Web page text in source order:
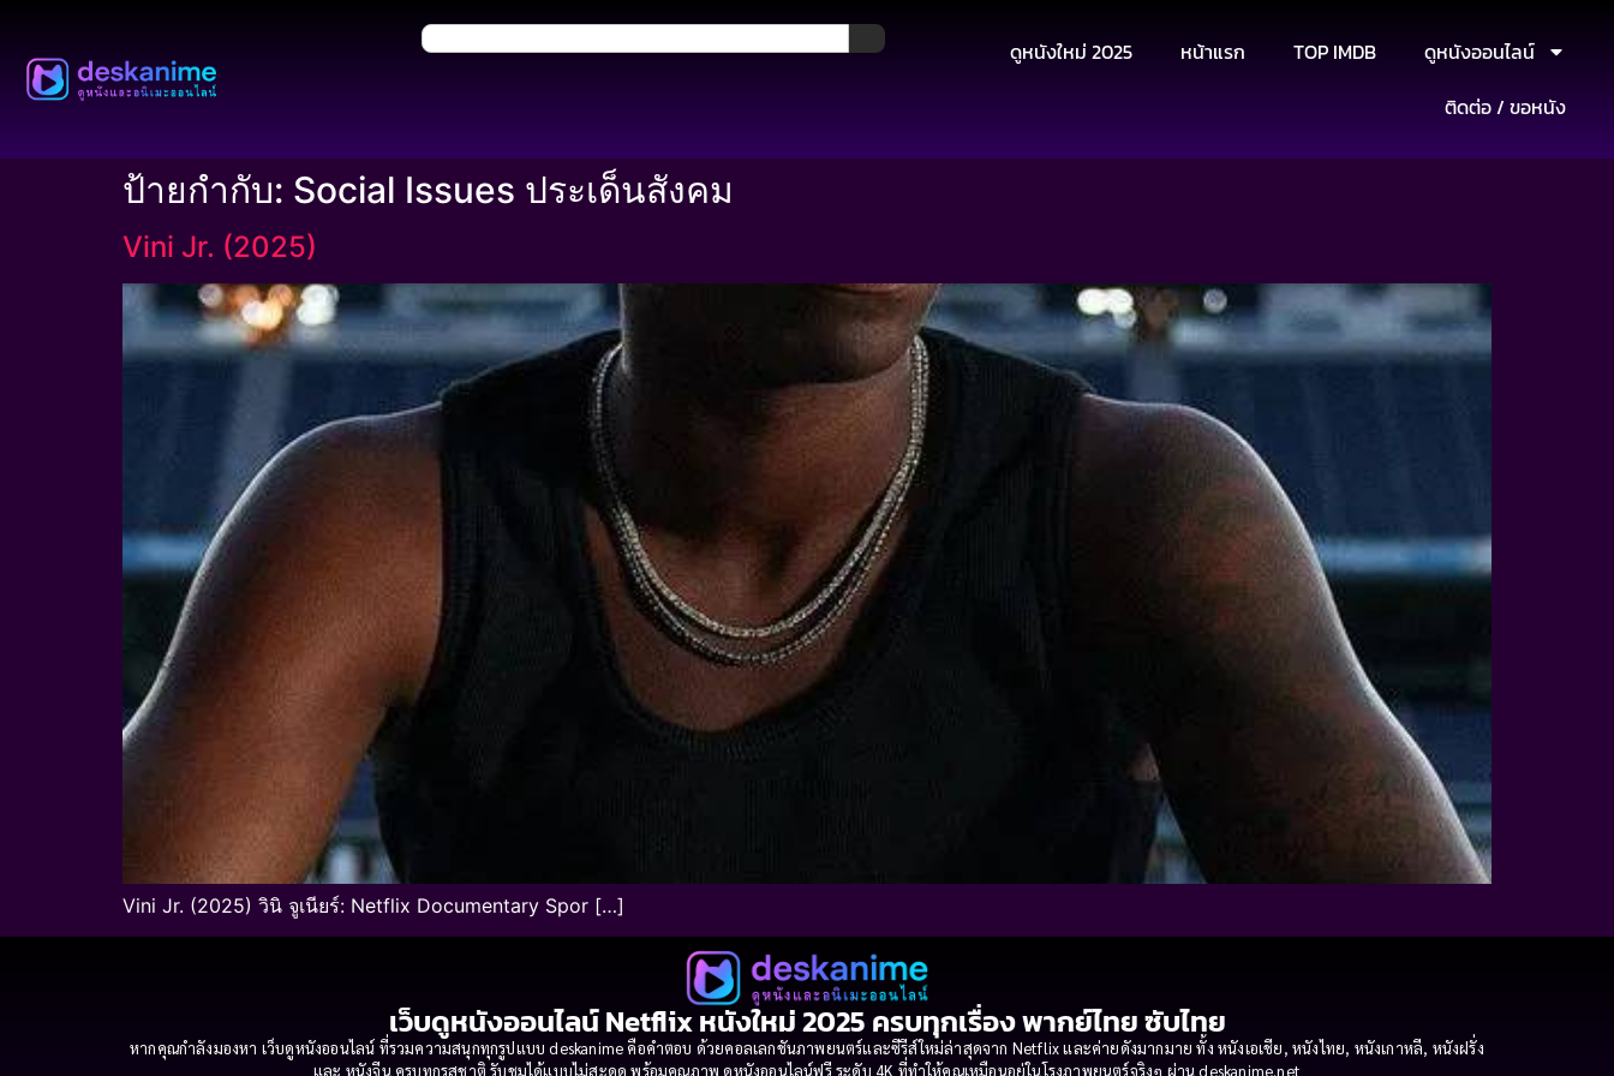
ดูหนังใหม่ 2025 หน้าแรก TOP IMDB
ดูหนังออนไลน์
ติดต่อ / ขอหนัง
ป้ายกำกับ: Social Issues ประเด็นสังคม
Vini Jr. (2025)
Vini Jr. (2025) วินิ จูเนียร์: Netflix Documentary Spor […]
เว็บดูหนังออนไลน์ Netflix หนังใหม่ 2025 ครบทุกเรื่อง พากย์ไทย ซับไทย
หากคุณกำลังมองหา เว็บดูหนังออนไลน์ ที่รวมความสนุกทุกรูปแบบ deskanime คือคำตอบ ด้วยคอลเลกชันภาพยนตร์และซีรีส์ใหม่ล่าสุดจาก Netflix และค่ายดังมากมาย ทั้ง หนังเอเชีย, หนังไทย, หนังเกาหลี, หนังฝรั่ง
และ หนังจีน ครบทุกรสชาติ รับชมได้แบบไม่สะดุด พร้อมคุณภาพ ดูหนังออนไลน์ฟรี ระดับ 4K ที่ทำให้คุณเหมือนอยู่ในโรงภาพยนตร์จริงๆ ผ่าน deskanime.net